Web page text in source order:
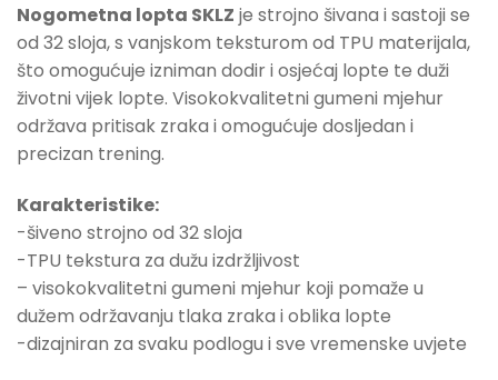
Nogometna lopta SKLZ je strojno šivana i sastoji se
od 32 sloja, s vanjskom teksturom od TPU materijala,
što omogućuje izniman dodir i osjećaj lopte te duži
životni vijek lopte. Visokokvalitetni gumeni mjehur
održava pritisak zraka i omogućuje dosljedan i
precizan trening.
Karakteristike:
-šiveno strojno od 32 sloja
-TPU tekstura za dužu izdržljivost
– visokokvalitetni gumeni mjehur koji pomaže u
dužem održavanju tlaka zraka i oblika lopte
-dizajniran za svaku podlogu i sve vremenske uvjete